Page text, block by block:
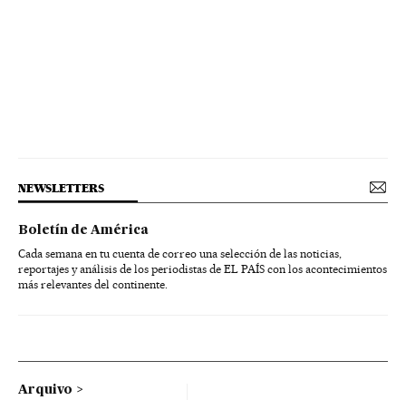
NEWSLETTERS
Boletín de América
Cada semana en tu cuenta de correo una selección de las noticias,
reportajes y análisis de los periodistas de EL PAÍS con los acontecimientos
más relevantes del continente.
Arquivo